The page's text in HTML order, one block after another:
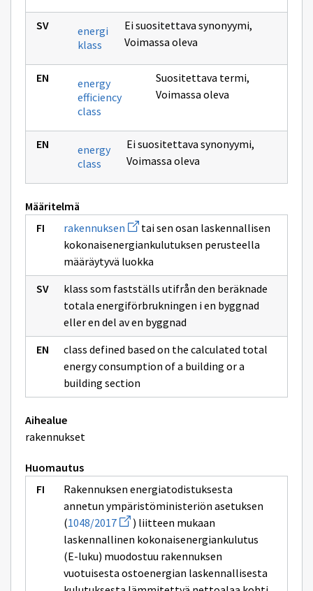
energi
klass
Ei suositettava synonyymi,
Voimassa oleva
energy
efficiency
class
Suositettava termi,
Voimassa oleva
energy
class
Ei suositettava synonyymi,
Voimassa oleva
Määritelmä
rakennuksen Avaa
uuden
ikkunan
sivulle
rakennuksen
tai sen osan laskennallisen
kokonaisenergiankulutuksen perusteella
määräytyvä luokka
klass som fastställs utifrån den beräknade
totala energiförbrukningen i en byggnad
eller en del av en byggnad
class defined based on the calculated total
energy consumption of a building or a
building section
Aihealue
rakennukset
Huomautus
Rakennuksen energiatodistuksesta
annetun ympäristöministeriön asetuksen
(1048/2017Avaa
uuden
ikkunan
sivulle
1048/2017
) liitteen mukaan
laskennallinen kokonaisenergiankulutus
(E-luku) muodostuu rakennuksen
vuotuisesta ostoenergian laskennallisesta